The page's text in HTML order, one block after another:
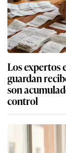
Los expertos
guardan
son
control